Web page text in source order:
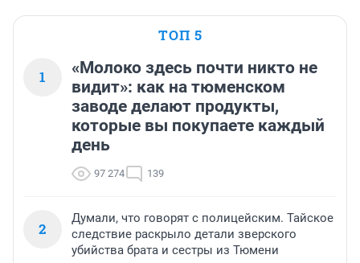
ТОП 5
1
«Молоко здесь почти никто не
видит»: как на тюменском
заводе делают продукты,
которые вы покупаете каждый
день
97 274 139
2
Думали, что говорят с полицейским. Тайское
следствие раскрыло детали зверского
убийства брата и сестры из Тюмени